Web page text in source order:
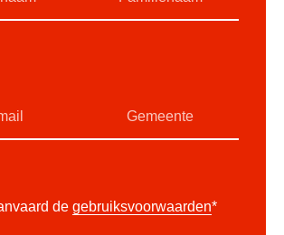
de gebruiksvoorwaarden*